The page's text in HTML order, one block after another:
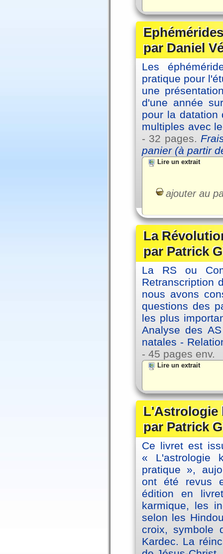
par Daniel
Les
pratique pour
une
d'une année
pour la datation
multiples avec
- 32 pages.
panier (à partir
Lire un extrait
ajouter au
La
par Patrick
La RS ou
Retranscription
nous avons
questions des
les plus
Analyse des
natales -
- 45 pages env.
Lire un extrait
L'Astrologie
par Patrick
Ce livret est
« L'astrologie
pratique »,
ont été revus
édition en
karmique, les
selon les
croix, symbole
Kardec. La